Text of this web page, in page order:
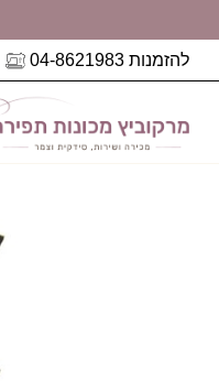
להזמנות 04-8621983